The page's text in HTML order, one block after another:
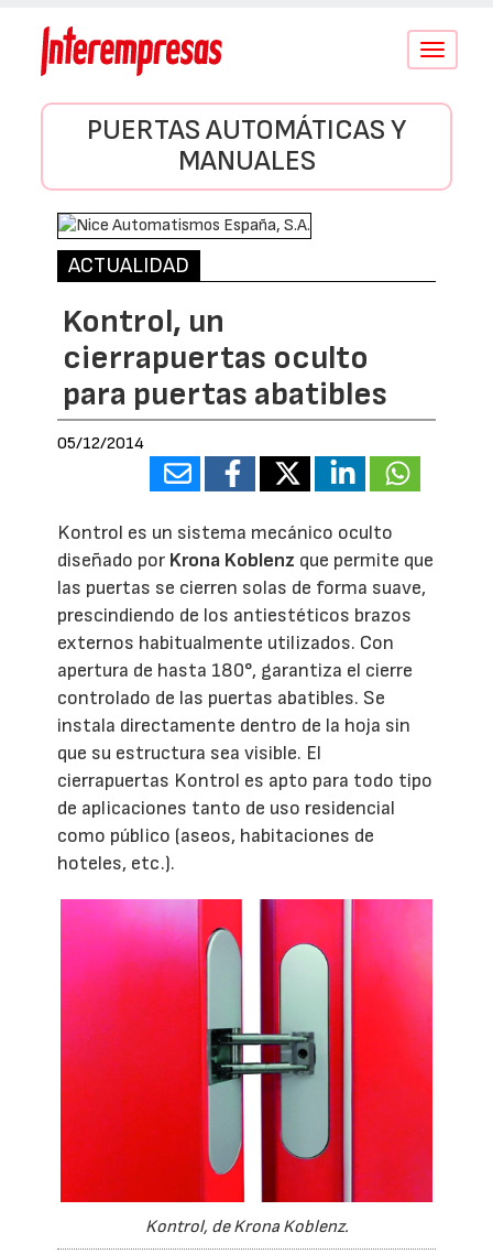
Conmutar
PUERTAS AUTOMÁTICAS Y
MANUALES
ACTUALIDAD
Kontrol, un
cierrapuertas oculto
para puertas abatibles
05/12/2014
Kontrol es un sistema mecánico oculto
diseñado por Krona Koblenz que permite que
las puertas se cierren solas de forma suave,
prescindiendo de los antiestéticos brazos
externos habitualmente utilizados. Con
apertura de hasta 180°, garantiza el cierre
controlado de las puertas abatibles. Se
instala directamente dentro de la hoja sin
que su estructura sea visible. El
cierrapuertas Kontrol es apto para todo tipo
de aplicaciones tanto de uso residencial
como público (aseos, habitaciones de
hoteles, etc.).
Kontrol, de Krona Koblenz.